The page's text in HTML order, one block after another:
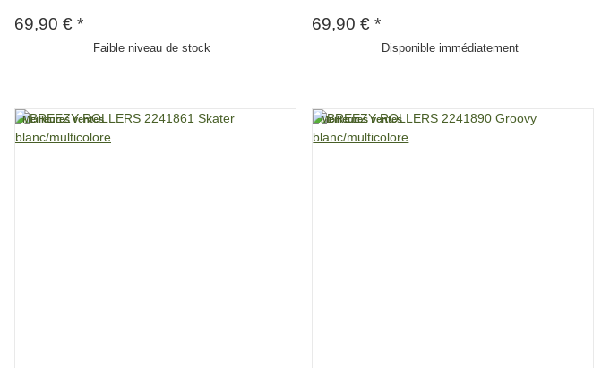
69,90 € *
Faible niveau de stock
69,90 €*
Disponible immédiatement
Meilleures ventes Meilleures ventes